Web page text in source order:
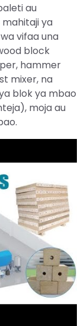
au
ya
vifaa una
block
hammer
mixer, na
blok ya mbao
moja au